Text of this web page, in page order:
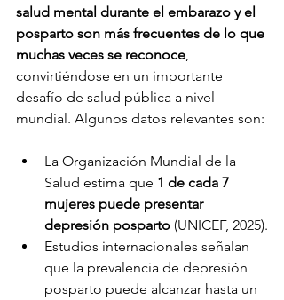
salud mental durante el embarazo y el
posparto son más frecuentes de lo que
muchas veces se reconoce,
convirtiéndose en un importante
desafío de salud pública a nivel
mundial. Algunos datos relevantes son:
La Organización Mundial de la
Salud estima que 1 de cada 7
mujeres puede presentar
depresión posparto (UNICEF, 2025).
Estudios internacionales señalan
que la prevalencia de depresión
posparto puede alcanzar hasta un